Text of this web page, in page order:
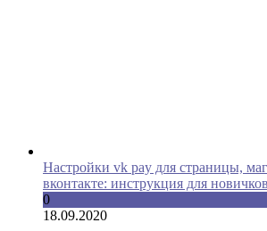
Настройки vk pay для страницы,
вконтакте: инструкция для новичков
0
18.09.2020